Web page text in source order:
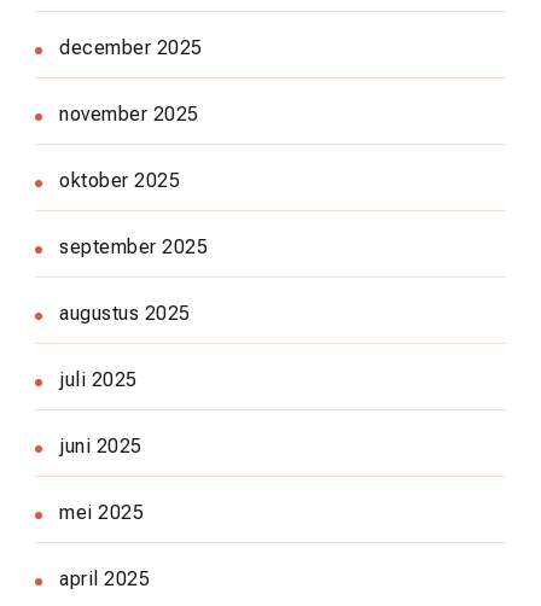
december 2025
november 2025
oktober 2025
september 2025
augustus 2025
juli 2025
juni 2025
mei 2025
april 2025